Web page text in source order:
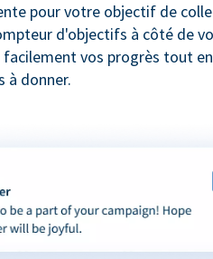
pour votre objectif de
d'objectifs à côté de
facilement vos progrès tout
à donner.